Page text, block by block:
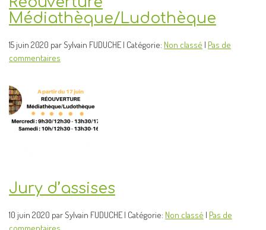
Médiathèque/Ludothèque
15 juin 2020 par Sylvain FUDUCHE | Catégorie: Non classé | Pas de
commentaires
Jury d’assises
10 juin 2020 par Sylvain FUDUCHE | Catégorie: Non classé | Pas de